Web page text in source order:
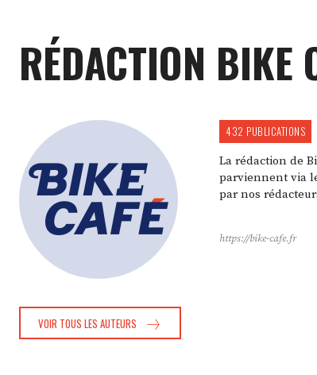
RÉDACTION BIKE
432 PUBLICATIONS
La rédaction de
parviennent via
par nos
https://bike-cafe.fr
VOIR TOUS LES AUTEURS